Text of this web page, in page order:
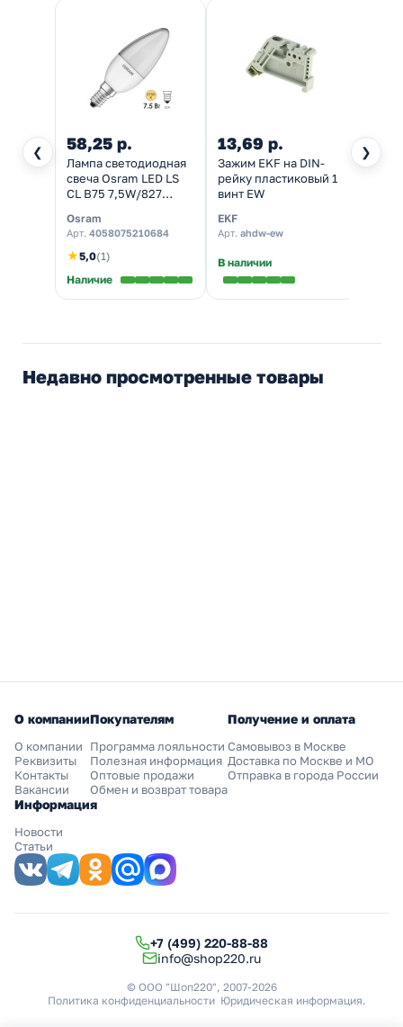
❮ ❯
58,25 р.
Лампа светодиодная
свеча Osram LED LS
CL B75 7,5W/827
теплый свет
Osram
Арт. 4058075210684
★5,0(1)
Наличие
13,69 р.
Зажим EKF на DIN-
рейку пластиковый 1
винт EW
EKF
Арт. ahdw-ew
В наличии
Недавно просмотренные товары
О компании
О компании
Реквизиты
Контакты
Вакансии
Покупателям
Программа лояльности
Полезная информация
Оптовые продажи
Обмен и возврат товара
Получение и оплата
Самовывоз в Москве
Доставка по Москве и МО
Отправка в города России
Информация
Новости
Статьи
+7 (499) 220-88-88
info@shop220.ru
© ООО "Шоп220", 2007-2026
Политика конфиденциальности Юридическая информация.